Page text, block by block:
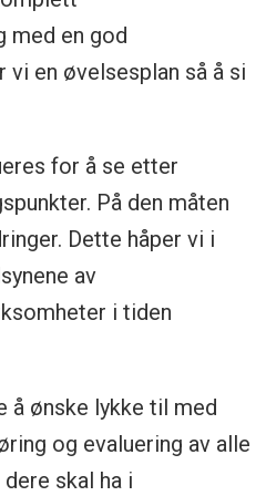
med en god
vi en øvelsesplan så å si
for å se etter
På den måten
Dette håper vi i
av
i tiden
å ønske lykke til med
og evaluering av alle
skal ha i